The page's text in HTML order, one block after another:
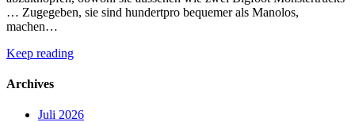
… Zugegeben, sie sind hundertpro bequemer als Manolos,
machen…
Keep reading
Archives
Juli 2026